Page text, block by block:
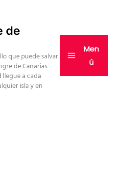
de
que puede salvar
de Canarias
a cada
isla y en
Men
ú